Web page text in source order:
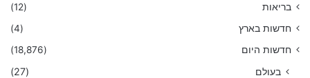
בריאות
(12)
חדשות בארץ
(4)
חדשות היום
(18,876)
בעולם (27)